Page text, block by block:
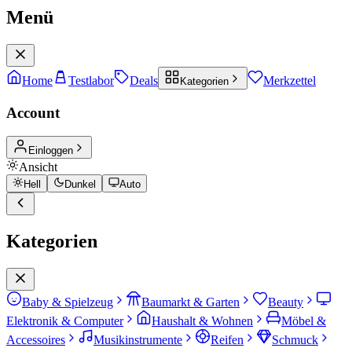
Menü
Home Testlabor Deals Kategorien Merkzettel
Account
Einloggen
Ansicht
Hell Dunkel Auto
Kategorien
Baby & Spielzeug Baumarkt & Garten
Beauty
Elektronik & Computer
Haushalt & Wohnen
Möbel &
Accessoires
Musikinstrumente Reifen
Schmuck